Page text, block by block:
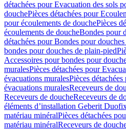
détachées pour Evacuation des sols
douchePièces détachées pour
pour écoulements de douchePièces
écoulements de doucheBondes pour
détachées pour Bondes pour
bondes pour douches de plain-pied
Accessoires pour bondes pour
muralesPièces détachées pour
évacuations muralesPièces
évacuations muralesReceveurs de
Receveurs de doucheReceveurs de
éléments d’installation Geberit
matériau minéralPièces détachées
matériau minéralReceveurs de